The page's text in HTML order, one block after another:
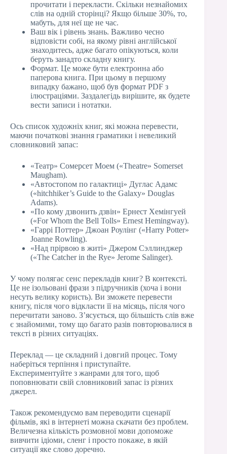
прочитати і перекласти. Скільки незнайомих
слів на одній сторінці? Якщо більше 30%, то,
мабуть, для неї ще не час.
Ваш вік і рівень знань. Важливо чесно
відповісти собі, на якому рівні англійської
знаходитесь, адже багато опікуються, коли
беруть занадто складну книгу.
Формат. Це може бути електронна або
паперова книга. При цьому в першому
випадку бажано, щоб був формат PDF з
ілюстраціями. Заздалегідь вирішите, як будете
вести записи і нотатки.
Ось список художніх книг, які можна перевести,
маючи початкові знання граматики і невеликий
словниковий запас:
«Театр» Сомерсет Моем («Theatre» Somerset
Maugham).
«Автостопом по галактиці» Дуглас Адамс
(«hitchhiker’s Guide to the Galaxy» Douglas
Adams).
«По кому дзвонить дзвін» Ернест Хемінгуей
(«For Whom the Bell Tolls» Ernest Hemingway).
«Гаррі Поттер» Джоан Роулінг («Harry Potter»
Joanne Rowling).
«Над прірвою в житі» Джером Сэллинджер
(«The Catcher in the Rye» Jerome Salinger).
У чому полягає сенс перекладів книг? В контексті.
Це не ізольовані фрази з підручників (хоча і вони
несуть велику користь). Ви зможете перевести
книгу, після чого відкласти її на місяць, після чого
перечитати заново. З’ясується, що більшість слів вже
є знайомими, тому що багато разів повторювалися в
тексті в різних ситуаціях.
Переклад — це складний і довгий процес. Тому
наберіться терпіння і приступайте.
Експериментуйте з жанрами для того, щоб
поповнювати свій словниковий запас із різних
джерел.
Також рекомендуємо вам переводити сценарії
фільмів, які в інтернеті можна скачати без проблем.
Величезна кількість розмовної мови допоможе
вивчити ідіоми, сленг і просто покаже, в якій
ситуації яке слово доречно.